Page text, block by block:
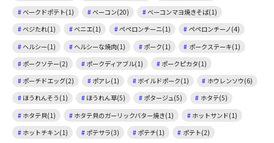
ベークドポテト(1)
ベーコン(20)
ベーコンマヨ焼きそば(1)
ベジたれ(1)
ベニエ(1) ペペロンチーニ(1)
ペペロンチーノ(4)
ヘルシー(1)
ヘルシーな焼肉(1) ポーク(1)
ポークステーキ(1)
ポークソテー(2)
ポークディアブル(1)
ポークピカタ(1)
ポーチドエッグ(2)
ポアレ(1) ボイルドポーク(1)
ホウレンソウ(6)
ほうれんそう(1)
ほうれん草(5) ポタージュ(5)
ホタテ(5)
ホタテ貝(1)
ホタテ貝のガーリックバター焼き(1)
ホットサンド(1)
ホットチキン(1)
ポテサラ(3) ポテチ(1)
ポテト(2)